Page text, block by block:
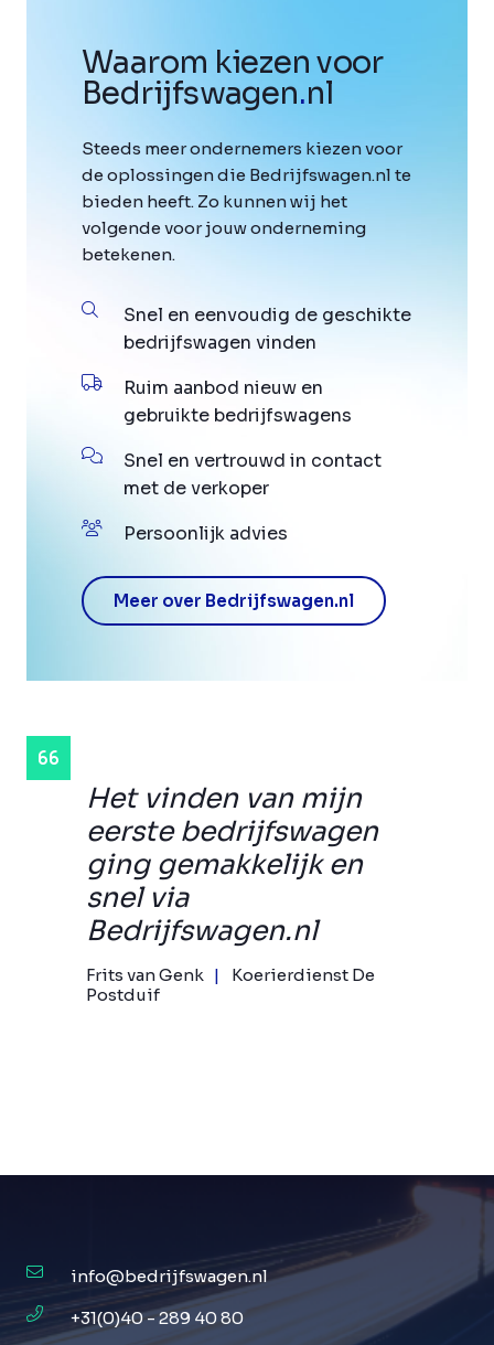
Het vinden van mijn
eerste bedrijfswagen
ging gemakkelijk en
snel via
Bedrijfswagen.nl
Frits van Genk
Koerierdienst De
Postduif
Waarom kiezen voor
Bedrijfswagen.nl
Steeds meer ondernemers kiezen voor
de oplossingen die Bedrijfswagen.nl te
bieden heeft. Zo kunnen wij het
volgende voor jouw onderneming
betekenen.
Snel en eenvoudig de geschikte
bedrijfswagen vinden
Ruim aanbod nieuw en
gebruikte bedrijfswagens
Snel en vertrouwd in contact
met de verkoper
Persoonlijk advies
Meer over Bedrijfswagen.nl
info@bedrijfswagen.nl
+31(0)40 - 289 40 80